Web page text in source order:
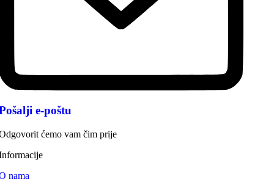
e-poštu
ćemo vam čim prije
nama